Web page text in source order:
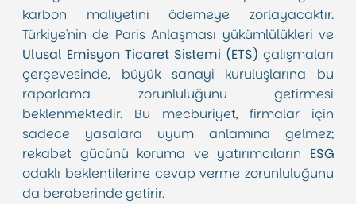
karbon maliyetini ödemeye zorlayacaktır.
Türkiye'nin de Paris Anlaşması yükümlülükleri ve
Ulusal Emisyon Ticaret Sistemi (ETS) çalışmaları
çerçevesinde, büyük sanayi kuruluşlarına bu
raporlama zorunluluğunu getirmesi
beklenmektedir. Bu mecburiyet, firmalar için
sadece yasalara uyum anlamına gelmez;
rekabet gücünü koruma ve yatırımcıların ESG
odaklı beklentilerine cevap verme zorunluluğunu
da beraberinde getirir.